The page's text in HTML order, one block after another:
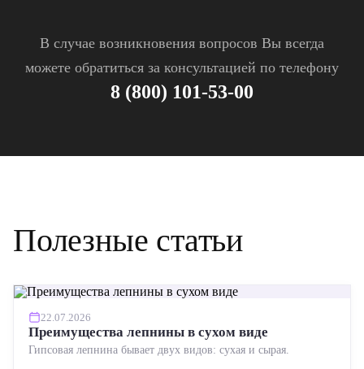
В случае возникновения вопросов Вы всегда
можете обратиться за консультацией по телефону
8 (800) 101-53-00
Полезные статьи
22.07.2026
Преимущества лепнины в сухом виде
Гипсовая лепнина бывает двух видов: сухая и сырая.